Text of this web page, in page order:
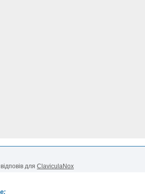
відповів для ClaviculaNox